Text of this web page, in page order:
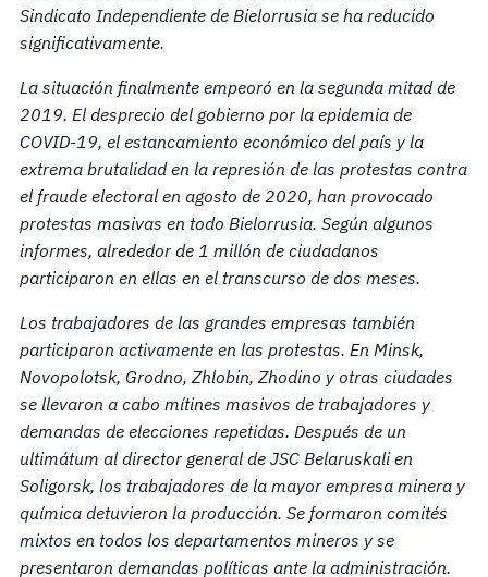
Sindicato Independiente de Bielorrusia se ha reducido
significativamente.
La situación finalmente empeoró en la segunda mitad de
2019. El desprecio del gobierno por la epidemia de
COVID-19, el estancamiento económico del país y la
extrema brutalidad en la represión de las protestas contra
el fraude electoral en agosto de 2020, han provocado
protestas masivas en todo Bielorrusia. Según algunos
informes, alrededor de 1 millón de ciudadanos
participaron en ellas en el transcurso de dos meses.
Los trabajadores de las grandes empresas también
participaron activamente en las protestas. En Minsk,
Novopolotsk, Grodno, Zhlobin, Zhodino y otras ciudades
se llevaron a cabo mítines masivos de trabajadores y
demandas de elecciones repetidas. Después de un
ultimátum al director general de JSC Belaruskali en
Soligorsk, los trabajadores de la mayor empresa minera y
química detuvieron la producción. Se formaron comités
mixtos en todos los departamentos mineros y se
presentaron demandas políticas ante la administración.